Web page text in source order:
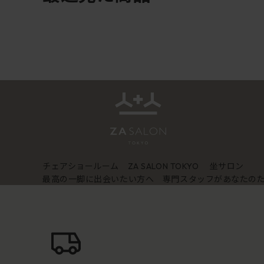
チェアショールーム ZA SALON TOKYO
坐サロン
最高の一脚に出会いたい方へ 専門スタッフがあなたの